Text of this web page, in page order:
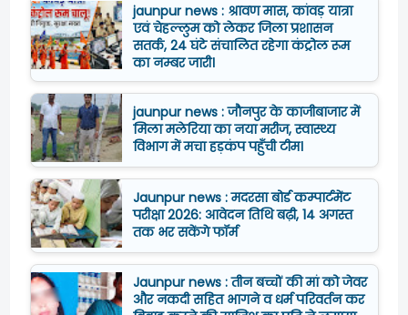
jaunpur news : श्रावण मास, कांवड़ यात्रा
एवं चेहल्लुम को लेकर जिला प्रशासन
सतर्क, 24 घंटे संचालित रहेगा कंट्रोल रूम
का नम्बर जारी।
jaunpur news : जौनपुर के काजीबाजार में
मिला मलेरिया का नया मरीज, स्वास्थ्य
विभाग में मचा हड़कंप पहुँची टीम।
Jaunpur news : मदरसा बोर्ड कम्पार्टमेंट
परीक्षा 2026: आवेदन तिथि बढ़ी, 14 अगस्त
तक भर सकेंगे फॉर्म
Jaunpur news : तीन बच्चों की मां को जेवर
और नकदी सहित भागने व धर्म परिवर्तन कर